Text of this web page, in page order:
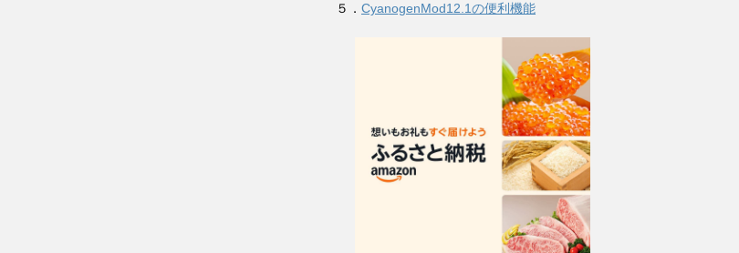
５． CyanogenMod12.1の便利機能